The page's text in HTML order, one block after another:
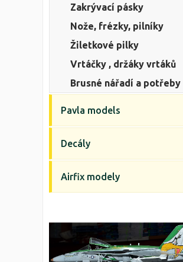
Zakrývací pásky
Nože, frézky, pilníky
Žiletkové pilky
Vrtáčky , držáky vrtáků
Brusné nářadí a potřeby
Pavla models
Decály
Airfix modely